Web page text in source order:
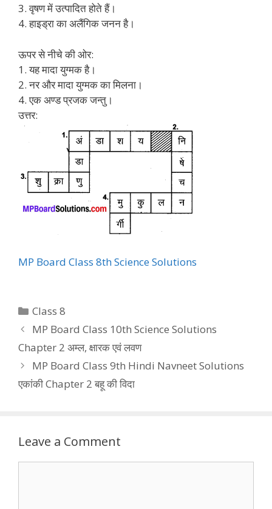
3. वृषण में उत्पादित होते हैं।
4. हाइड्रा का अलैंगिक जनन है।
ऊपर से नीचे की ओर:
1. यह मादा युग्मक है।
2. नर और मादा युग्मक का मिलना।
4. एक अण्ड प्रजक जन्तु।
उत्तर:
MP Board Class 8th Science Solutions
Categories
Class 8
MP Board Class 10th Science Solutions
Chapter 2 अम्ल, क्षारक एवं लवण
MP Board Class 9th Hindi Navneet Solutions
एकांकी Chapter 2 बहू की विदा
Leave a Comment